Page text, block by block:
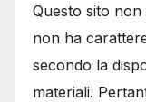
Questo sito non
non ha
secondo la
materiali.